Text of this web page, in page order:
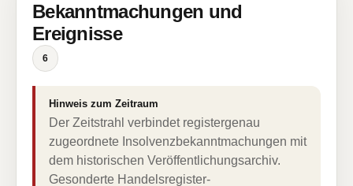
Bekanntmachungen und
Ereignisse
6
Hinweis zum Zeitraum
Der Zeitstrahl verbindet registergenau
zugeordnete Insolvenzbekanntmachungen mit
dem historischen Veröffentlichungsarchiv.
Gesonderte Handelsregister-